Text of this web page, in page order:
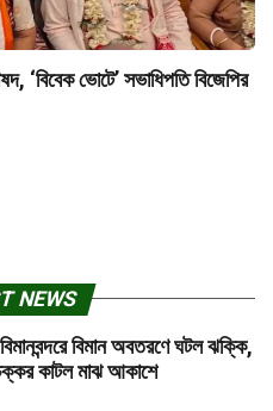
‘বিবেক ভোটে’ সভাধিপতি বিজেপির
NEWS
বিমান অবতরণে ঘটল ঝক্কি,
চক্কর কাটল মাঝ আকাশে